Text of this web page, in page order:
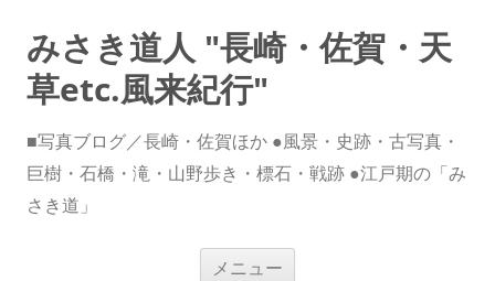
みさき道人 "長崎・佐賀・天
草etc.風来紀行"
■写真ブログ／長崎・佐賀ほか ●風景・史跡・古写真・
巨樹・石橋・滝・山野歩き・標石・戦跡 ●江戸期の「み
さき道」
メニュー